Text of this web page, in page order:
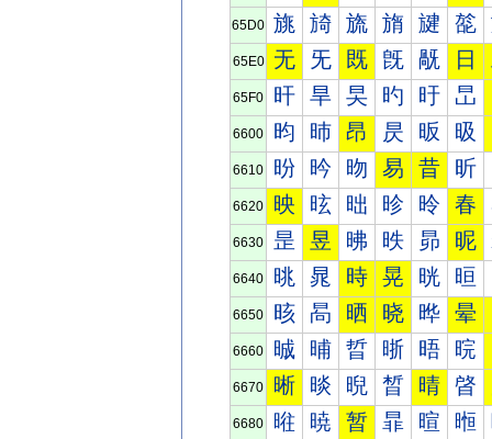
65D0 旐 旑 旒 旓 旔 旕
65E0 无 旡 既 旣 旤 日
65F0 旰 旱 旲 旳 旴 旵
6600 昀 昁 昂 昃 昄 昅
6610 昐 昑 昒 易 昔 昕
6620 映 昡 昢 昣 昤 春
6630 昰 昱 昲 昳 昴 昵
6640 晀 晁 時 晃 晄 晅
6650 晐 晑 晒 晓 晔 晕
6660 晠 晡 晢 晣 晤 晥
6670 晰 晱 晲 晳 晴 晵
6680 暀 暁 暂 暃 暄 暅